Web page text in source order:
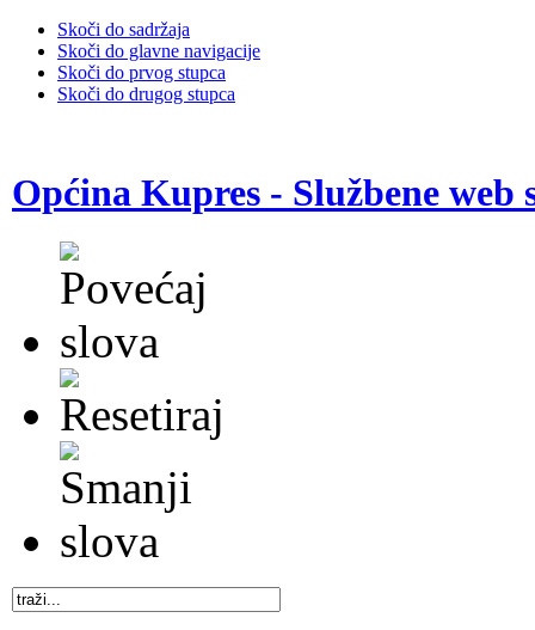
Skoči do sadržaja
Skoči do glavne navigacije
Skoči do prvog stupca
Skoči do drugog stupca
Općina Kupres - Službene web